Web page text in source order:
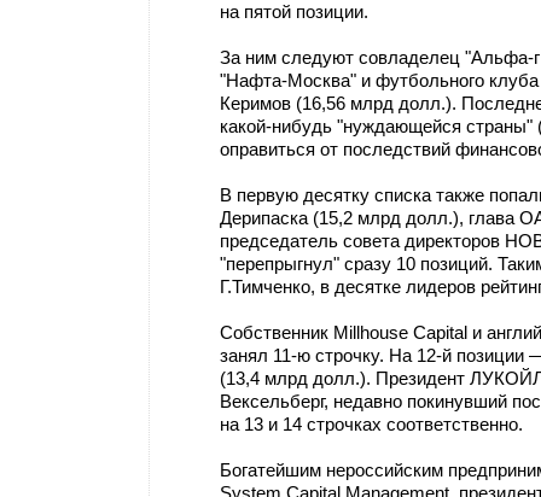
на пятой позиции.
За ним следуют совладелец "Альфа-
"Нафта-Москва" и футбольного
Керимов (16,56 млрд долл.).
какой-нибудь "нуждающейся страны"
оправиться от последствий
В первую десятку списка также
Дерипаска (15,2 млрд долл.), глава
председатель совета директоров
"перепрыгнул" сразу 10 позиций.
Г.Тимченко, в десятке лидеров
Собственник Millhouse Capital и
занял 11-ю строчку. На 12-й
(13,4 млрд долл.). Президент
Вексельберг, недавно покинувший
на 13 и 14 строчках соответственно.
Богатейшим нероссийским
System Capital Management,